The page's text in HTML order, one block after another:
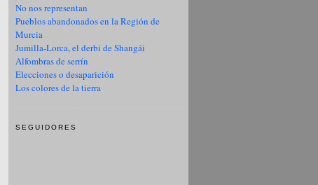
No nos representan
Pueblos abandonados en la Región de
Murcia
Jumilla-Lorca, el derbi de Shangái
Alfombras de serrín
Elecciones o desaparición
Los colores de la tierra
SEGUIDORES